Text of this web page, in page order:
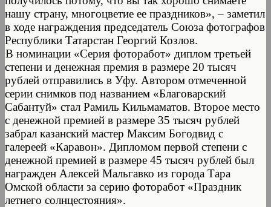
нашу страну, многоцветие ее праздников», – заметил
в ходе награждения председатель Союза фотографов
Республики Татарстан Георгий Козлов.
В номинации «Серия фоторабот» диплом третьей
степени и денежная премия в размере 20 тысяч
рублей отправились в Уфу. Автором отмеченной
серии снимков под названием «Благоварский
Сабантуй» стал Рамиль Кильмаматов. Второе место
с денежной премией в размере 35 тысяч рублей
забрал казанский мастер Максим Богодвид с
галереей «Каравон». Дипломом первой степени с
денежной премией в размере 45 тысяч рублей был
награжден Алексей Мальгавко из города Тара
Омской области за серию фоторабот «Праздник
летнего солнцестояния».